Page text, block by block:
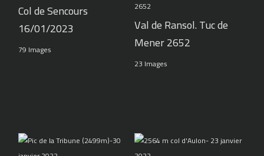
Col de Sencours
16/01/2023
79 Images
Val de Ransol. Tuc de
Mener 2652
23 Images